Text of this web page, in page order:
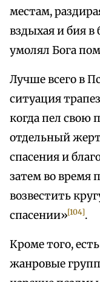
местам,
вздыхая и бия в
умолял Бога
Лучше всего в
ситуация
когда пел свою
отдельный
спасения и
затем во время
возвестить
спасении»[104].
Кроме того,
жанровые